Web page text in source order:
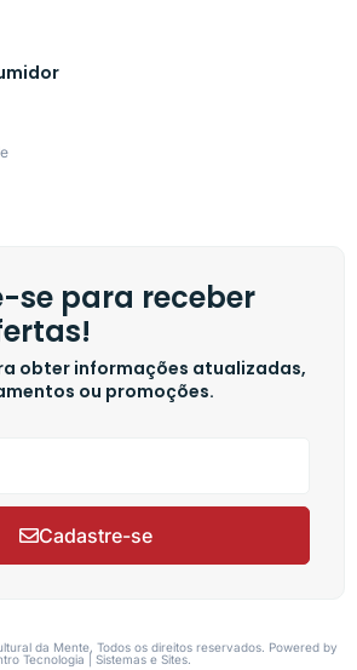
se para receber
obter informações atualizadas,
ou promoções.
Cadastre-se
da Mente, Todos os direitos reservados. Powered by
Tecnologia | Sistemas e Sites.